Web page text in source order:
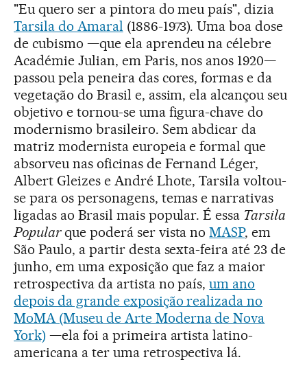
"Eu quero ser a pintora do meu país", dizia
Tarsila do Amaral (1886-1973). Uma boa dose
de cubismo —que ela aprendeu na célebre
Académie Julian, em Paris, nos anos 1920—
passou pela peneira das cores, formas e da
vegetação do Brasil e, assim, ela alcançou seu
objetivo e tornou-se uma figura-chave do
modernismo brasileiro. Sem abdicar da
matriz modernista europeia e formal que
absorveu nas oficinas de Fernand Léger,
Albert Gleizes e André Lhote, Tarsila voltou-
se para os personagens, temas e narrativas
ligadas ao Brasil mais popular. É essa Tarsila
Popularque poderá ser vista noMASP, em
São Paulo, a partir desta sexta-feira até 23 de
junho, em uma exposição que faz a maior
retrospectiva da artista no país,um ano
depois da grande exposição realizada no
MoMA (Museu de Arte Moderna de Nova
York) —ela foi a primeira artista latino-
americana a ter uma retrospectiva lá.